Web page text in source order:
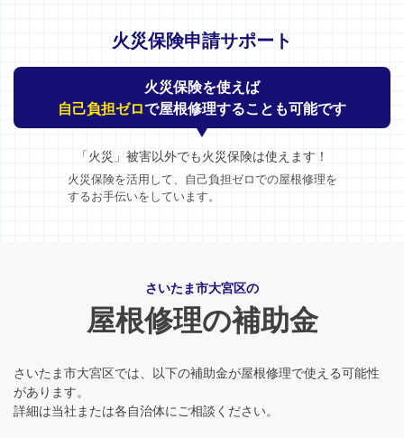
火災保険申請サポート
火災保険を使えば
自己負担ゼロで屋根修理することも可能です
「火災」被害以外でも火災保険は使えます！
火災保険を活用して、自己負担ゼロでの屋根修理を
するお手伝いをしています。
さいたま市大宮区の
屋根修理の補助金
さいたま市大宮区では、以下の補助金が屋根修理で使える可能性
があります。
詳細は当社または各自治体にご相談ください。